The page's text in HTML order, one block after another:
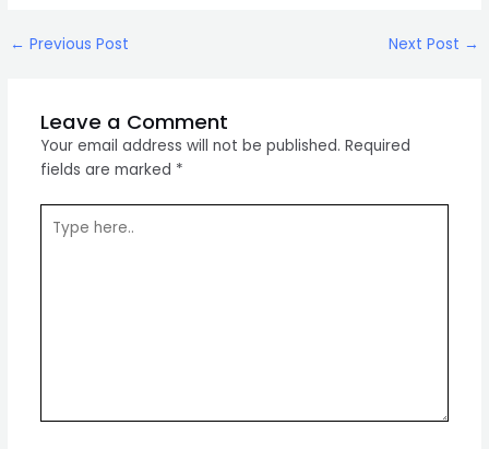
Post
← Previous Post Next Post →
Leave a Comment
Your email address will not be published. Required
fields are marked *
here..